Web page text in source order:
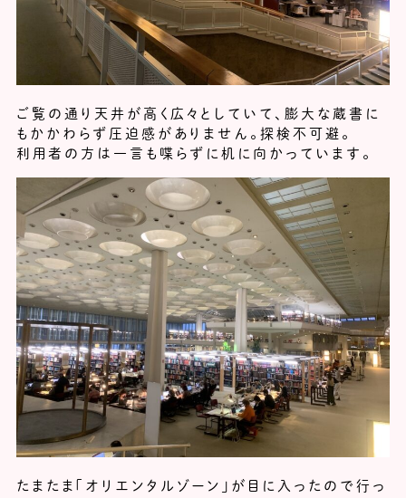
ご覧の通り天井が高く広々としていて、膨大な蔵書に
もかかわらず圧迫感がありません。探検不可避。
利用者の方は一言も喋らずに机に向かっています。
たまたま「オリエンタルゾーン」が目に入ったので行っ